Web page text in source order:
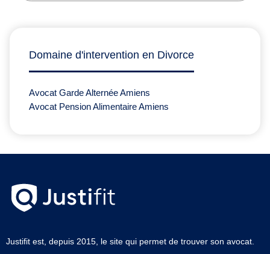
Domaine d'intervention en Divorce
Avocat Garde Alternée Amiens
Avocat Pension Alimentaire Amiens
Justifit est, depuis 2015, le site qui permet de trouver son avocat.